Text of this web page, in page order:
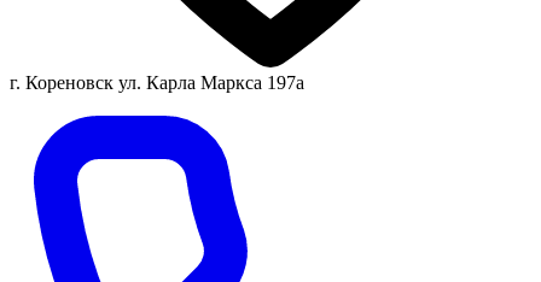
г. Кореновск ул. Карла Маркса 197а